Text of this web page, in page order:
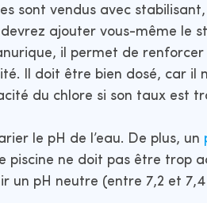
sont vendus avec
ajouter vous-même le
il permet de
Il doit être bien dosé, car il
du chlore si son taux est
le pH de l’eau. De plus, un
piscine ne doit pas être trop
un pH neutre (entre 7,2 et